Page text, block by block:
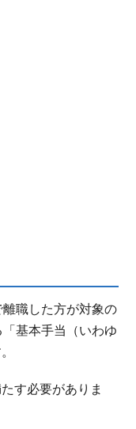
離職した方が対象の
基本手当（いわゆ
す必要がありま